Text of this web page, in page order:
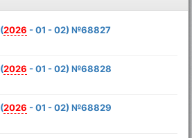
(2026 - 01 - 02) №68827
(2026 - 01 - 02) №68828
(2026 - 01 - 02) №68829